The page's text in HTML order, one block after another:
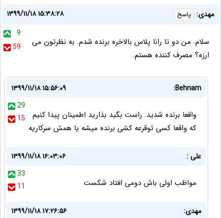
مهدی: پاسخ
۱۳۹۹/۱۱/۱۸ ۱۵:۳۸:۲۸
9
59
سلام. من دو تا رانا پلاس بالاخره برنده شدم. به نظرتون می
ارزه؟ مصرف کننده هستم.
Behnam:
۱۳۹۹/۱۱/۱۸ ۱۵:۵۶:۰۹
29
15
واقعا برنده شدید. راست بگید بذارید اطمینان پیدا کنیم
که واقعا کسی توقرعه کشی برنده میشه یا همش سرکاریه
علی :
۱۳۹۹/۱۱/۱۸ ۱۶:۰۳:۰۶
33
11
مواظب اولی باش دومی افتاد شکست
مهدی:
۱۳۹۹/۱۱/۱۸ ۱۷:۲۶:۵۶